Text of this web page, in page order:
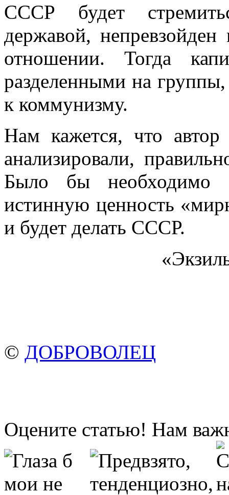
СССР будет
державой,
отношении. Тогда
разделенными на
к коммунизму.
Нам кажется, что
анализировали,
Было бы необходимо
истинную ценность
и будет делать СССР.
© ДОБРОВОЛЕЦ
Оцените статью! Нам